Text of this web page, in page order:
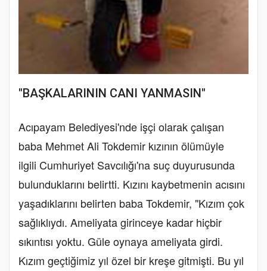
"BAŞKALARININ CANI YANMASIN"
Acıpayam Belediyesi'nde işçi olarak çalışan
baba Mehmet Ali Tokdemir kızının ölümüyle
ilgili Cumhuriyet Savcılığı'na suç duyurusunda
bulunduklarını belirtti. Kızını kaybetmenin acısını
yaşadıklarını belirten baba Tokdemir, "Kızım çok
sağlıklıydı. Ameliyata girinceye kadar hiçbir
sıkıntısı yoktu. Güle oynaya ameliyata girdi.
Kızım geçtiğimiz yıl özel bir kreşe gitmişti. Bu yıl